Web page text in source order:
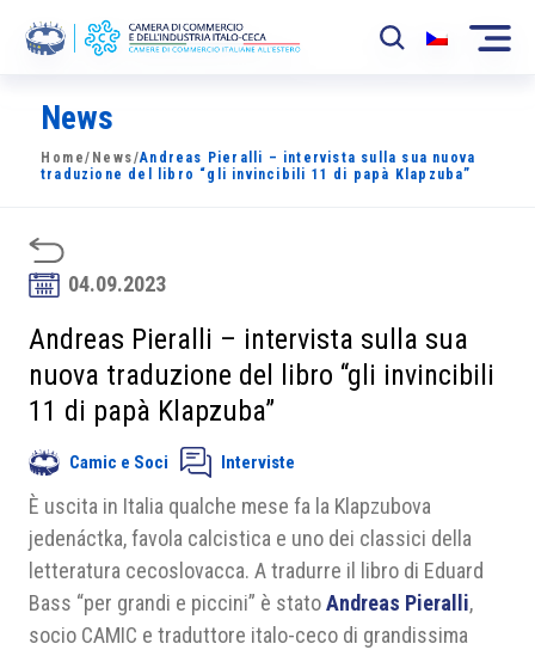
La Camera
News
Sviluppo Mercato
Soci
Partner
Area riservata
News
Home/ News/Andreas Pieralli – intervista sulla sua nuova
traduzione del libro “gli invincibili 11 di papà Klapzuba”
04.09.2023
Andreas Pieralli – intervista sulla sua
nuova traduzione del libro “gli invincibili
11 di papà Klapzuba”
Camic e Soci Interviste
È uscita in Italia qualche mese fa la Klapzubova
jedenáctka, favola calcistica e uno dei classici della
letteratura cecoslovacca. A tradurre il libro di Eduard
Bass “per grandi e piccini” è statoAndreas Pieralli,
socio CAMIC e traduttore italo-ceco di grandissima